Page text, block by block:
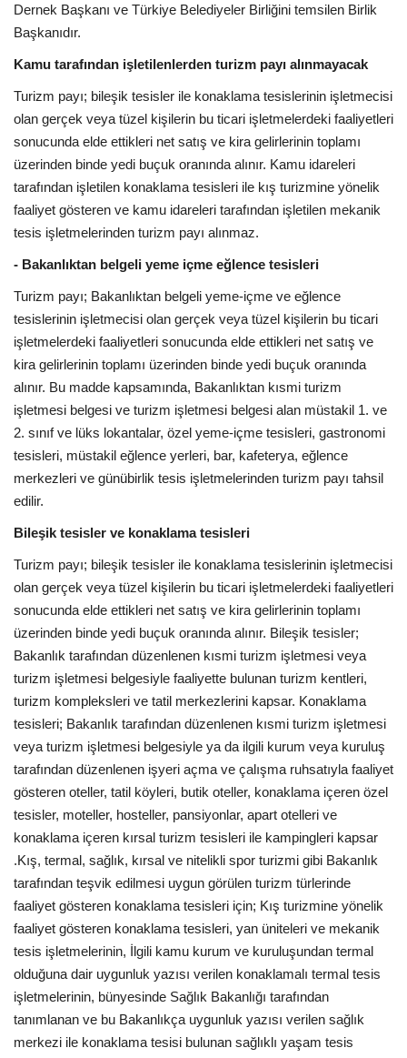
Dernek Başkanı ve Türkiye Belediyeler Birliğini temsilen Birlik
Başkanıdır.
Kamu tarafından işletilenlerden turizm payı alınmayacak
Turizm payı; bileşik tesisler ile konaklama tesislerinin işletmecisi
olan gerçek veya tüzel kişilerin bu ticari işletmelerdeki faaliyetleri
sonucunda elde ettikleri net satış ve kira gelirlerinin toplamı
üzerinden binde yedi buçuk oranında alınır. Kamu idareleri
tarafından işletilen konaklama tesisleri ile kış turizmine yönelik
faaliyet gösteren ve kamu idareleri tarafından işletilen mekanik
tesis işletmelerinden turizm payı alınmaz.
- Bakanlıktan belgeli yeme içme eğlence tesisleri
Turizm payı; Bakanlıktan belgeli yeme-içme ve eğlence
tesislerinin işletmecisi olan gerçek veya tüzel kişilerin bu ticari
işletmelerdeki faaliyetleri sonucunda elde ettikleri net satış ve
kira gelirlerinin toplamı üzerinden binde yedi buçuk oranında
alınır. Bu madde kapsamında, Bakanlıktan kısmi turizm
işletmesi belgesi ve turizm işletmesi belgesi alan müstakil 1. ve
2. sınıf ve lüks lokantalar, özel yeme-içme tesisleri, gastronomi
tesisleri, müstakil eğlence yerleri, bar, kafeterya, eğlence
merkezleri ve günübirlik tesis işletmelerinden turizm payı tahsil
edilir.
Bileşik tesisler ve konaklama tesisleri
Turizm payı; bileşik tesisler ile konaklama tesislerinin işletmecisi
olan gerçek veya tüzel kişilerin bu ticari işletmelerdeki faaliyetleri
sonucunda elde ettikleri net satış ve kira gelirlerinin toplamı
üzerinden binde yedi buçuk oranında alınır. Bileşik tesisler;
Bakanlık tarafından düzenlenen kısmi turizm işletmesi veya
turizm işletmesi belgesiyle faaliyette bulunan turizm kentleri,
turizm kompleksleri ve tatil merkezlerini kapsar. Konaklama
tesisleri; Bakanlık tarafından düzenlenen kısmi turizm işletmesi
veya turizm işletmesi belgesiyle ya da ilgili kurum veya kuruluş
tarafından düzenlenen işyeri açma ve çalışma ruhsatıyla faaliyet
gösteren oteller, tatil köyleri, butik oteller, konaklama içeren özel
tesisler, moteller, hosteller, pansiyonlar, apart otelleri ve
konaklama içeren kırsal turizm tesisleri ile kampingleri kapsar
.Kış, termal, sağlık, kırsal ve nitelikli spor turizmi gibi Bakanlık
tarafından teşvik edilmesi uygun görülen turizm türlerinde
faaliyet gösteren konaklama tesisleri için; Kış turizmine yönelik
faaliyet gösteren konaklama tesisleri, yan üniteleri ve mekanik
tesis işletmelerinin, İlgili kamu kurum ve kuruluşundan termal
olduğuna dair uygunluk yazısı verilen konaklamalı termal tesis
işletmelerinin, bünyesinde Sağlık Bakanlığı tarafından
tanımlanan ve bu Bakanlıkça uygunluk yazısı verilen sağlık
merkezi ile konaklama tesisi bulunan sağlıklı yaşam tesis